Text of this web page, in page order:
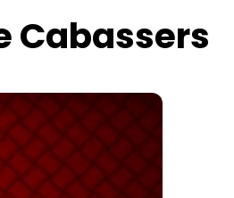
Cabassers